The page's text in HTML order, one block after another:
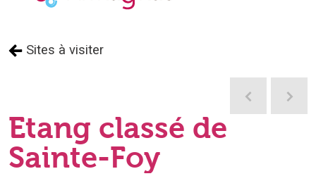
Sites à visiter
Etang classé de
Sainte-Foy